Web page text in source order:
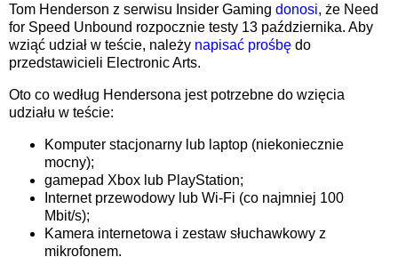
Tom Henderson z serwisu Insider Gaming donosi, że Need
for Speed Unbound rozpocznie testy 13 października. Aby
wziąć udział w teście, należy napisać prośbę do
przedstawicieli Electronic Arts.
Oto co według Hendersona jest potrzebne do wzięcia
udziału w teście:
Komputer stacjonarny lub laptop (niekoniecznie
mocny);
gamepad Xbox lub PlayStation;
Internet przewodowy lub Wi-Fi (co najmniej 100
Mbit/s);
Kamera internetowa i zestaw słuchawkowy z
mikrofonem.